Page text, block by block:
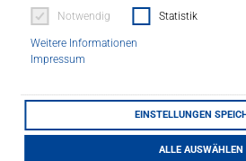
Notwendig Statistik
Weitere Informationen
Impressum
EINSTELLUNGEN
ALLE AUSWÄHLEN
Kontakt
HÄNDLERSUCHE
LITHOFINDER
Schnelltrocknende Imprägnierung
Naturstein mit polierten,
Oberflächen. Schützt
Kleinflächen vor Wasser- und
Farbe und erhält dabei die